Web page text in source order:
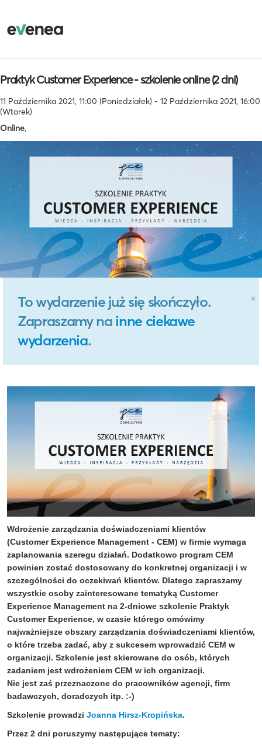
Praktyk Customer Experience - szkolenie online (2 dni)
11 Października 2021, 11:00 (Poniedziałek) - 12 Października 2021, 16:00
(Wtorek)
Online,
×
To wydarzenie już się skończyło.
Zapraszamy na inne ciekawe
wydarzenia.
Wdrożenie zarządzania doświadczeniami klientów
(Customer Experience Management - CEM) w firmie wymaga
zaplanowania szeregu działań. Dodatkowo program CEM
powinien zostać dostosowany do konkretnej organizacji i w
szczególności do oczekiwań klientów. Dlatego zapraszamy
wszystkie osoby zainteresowane tematyką Customer
Experience Management na 2-dniowe szkolenie Praktyk
Customer Experience, w czasie którego omówimy
najważniejsze obszary zarządzania doświadczeniami klientów,
o które trzeba zadać, aby z sukcesem wprowadzić CEM w
organizacji. Szkolenie jest skierowane do osób, których
zadaniem jest wdrożeniem CEM w ich organizacji.
Nie jest zaś przeznaczone do pracowników agencji, firm
badawczych, doradczych itp. :-)
Szkolenie prowadzi Joanna Hirsz-Kropińska.
Przez 2 dni poruszymy następujące tematy: